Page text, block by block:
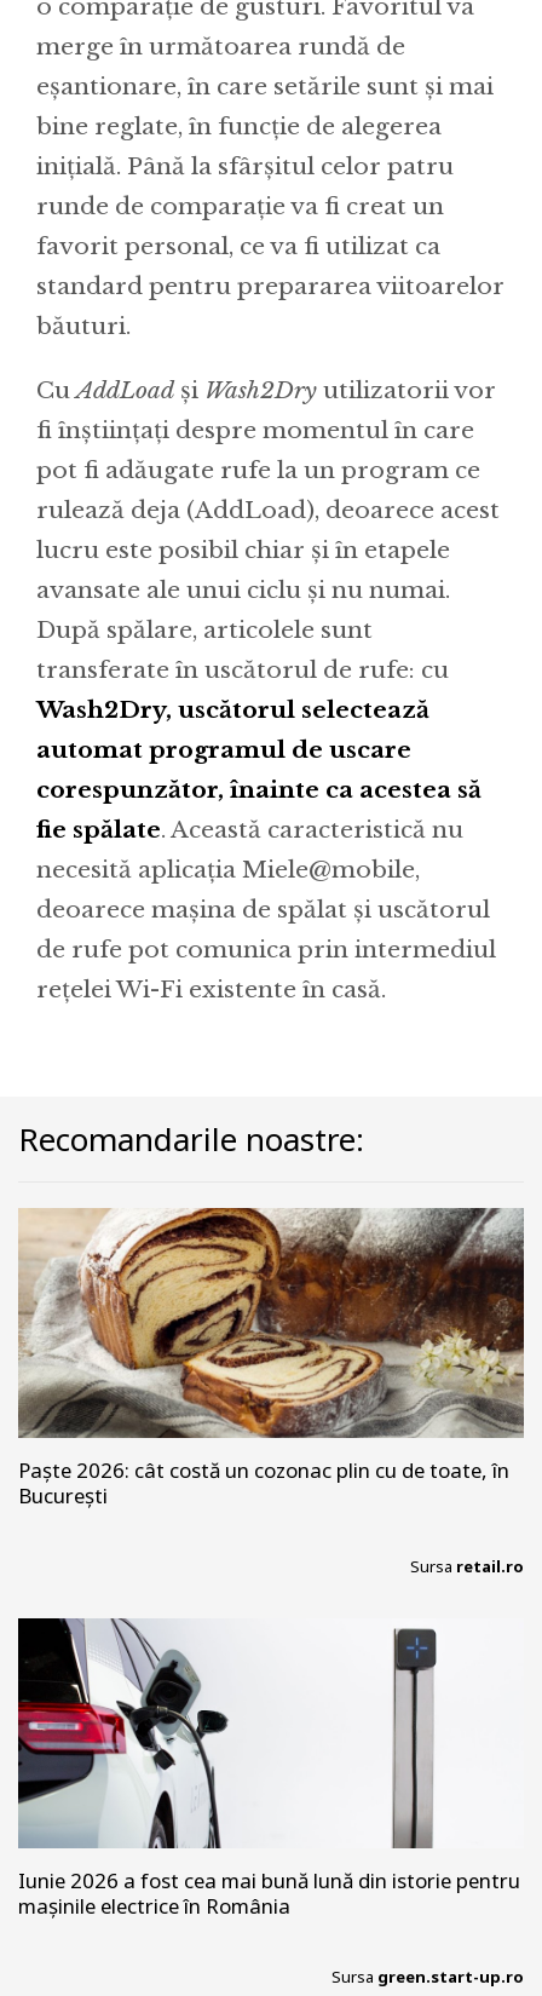
o comparație de gusturi. Favoritul va
merge în următoarea rundă de
eșantionare, în care setările sunt și mai
bine reglate, în funcție de alegerea
inițială. Până la sfârșitul celor patru
runde de comparație va fi creat un
favorit personal, ce va fi utilizat ca
standard pentru prepararea viitoarelor
băuturi.
CuAddLoadși Wash2Dry utilizatorii vor
fi înștiințați despre momentul în care
pot fi adăugate rufe la un program ce
rulează deja (AddLoad), deoarece acest
lucru este posibil chiar și în etapele
avansate ale unui ciclu și nu numai.
După spălare, articolele sunt
transferate în uscătorul de rufe: cu
Wash2Dry, uscătorul selectează
automat programul de uscare
corespunzător, înainte ca acestea să
fie spălate. Această caracteristică nu
necesită aplicația Miele@mobile,
deoarece mașina de spălat și uscătorul
de rufe pot comunica prin intermediul
rețelei Wi-Fi existente în casă.
Recomandarile noastre:
Paște 2026: cât costă un cozonac plin cu de toate, în
București
Sursa retail.ro
Iunie 2026 a fost cea mai bună lună din istorie pentru
mașinile electrice în România
Sursa green.start-up.ro